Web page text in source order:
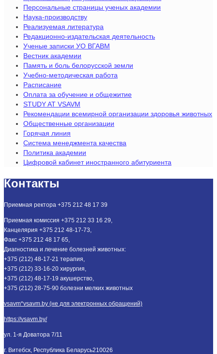
Персональные страницы ученых академии
Наука-производству
Реализуемая литература
Редакционно-издательская деятельность
Ученые записки УО ВГАВМ
Вестник академии
Память и боль белорусской земли
Учебно-методическая работа
Расписание
Оплата за обучение и общежитие
STUDY AT VSAVM
Рекомендации всемирной организации здоровья животных
Общественные организации
Горячая линия
Система менеджмента качества
Политика академии
Цифровой кабинет иностранного абитуриента
Контакты
Приемная ректора +375 212 48 17 39
Приемная комиссия +375 212 33 16 29,
Канцелярия +375 212 48-17-73,
Факс +375 212 48 17 65,
Диагностика и лечение болезней животных:
+375 (212) 48-17-21 терапия,
+375 (212) 33-16-20 хирургия,
+375 (212) 48-17-19 акушерство,
+375 (212) 28-75-90 болезни мелких животных
vsavm*vsavm.by (не для электронных обращений)
https://vsavm.by/
ул. 1-я Доватора 7/11
г. Витебск, Республика Беларусь210026